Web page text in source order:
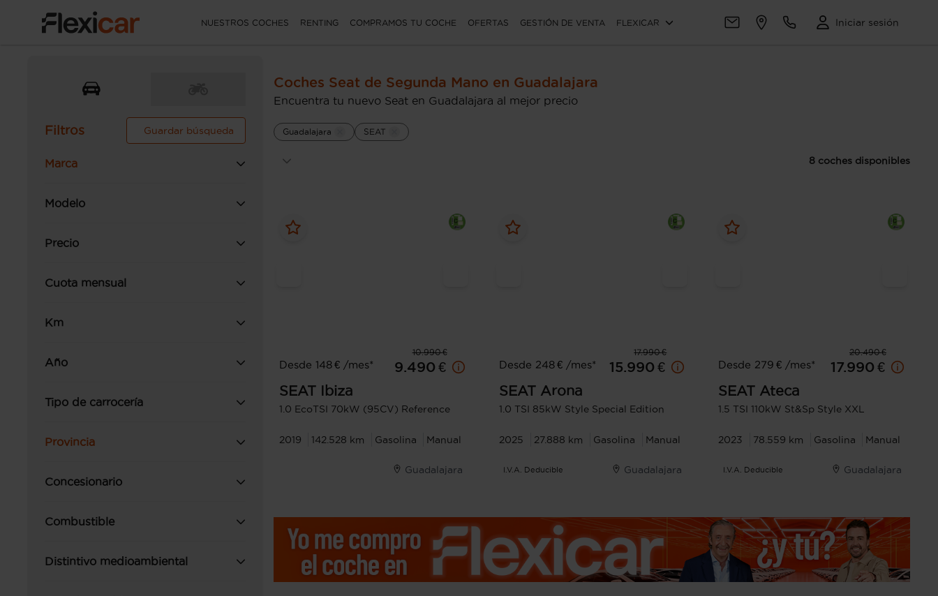
NUESTROS COCHES RENTING COMPRAMOS TU COCHE OFERTAS GESTIÓN DE VENTA FLEXICAR Iniciar sesión
Filtros Guardar búsqueda
Marca
Modelo
Precio
Cuota mensual
Km
Año
Tipo de carrocería
Provincia
Concesionario
Combustible
Distintivo medioambiental
Coches Seat de Segunda Mano en Guadalajara
Encuentra tu nuevo Seat en Guadalajara al mejor precio
Guadalajara SEAT
8 coches disponibles
10.990 €
Desde 148 € /mes*
9.490 €
SEAT
Ibiza
1.0 EcoTSI 70kW (95CV) Reference
2019 142.528 km Gasolina Manual
Guadalajara
17.990 €
Desde 248 € /mes*
15.990 €
SEAT Arona
1.0 TSI 85kW Style Special Edition
2025 27.888 km Gasolina Manual
I.V.A. Deducible Guadalajara
20.490 €
Desde 279 € /mes*
17.990 €
SEAT Ateca
1.5 TSI 110kW St&Sp Style XXL
2023 78.559 km Gasolina Manual
I.V.A. Deducible Guadalajara